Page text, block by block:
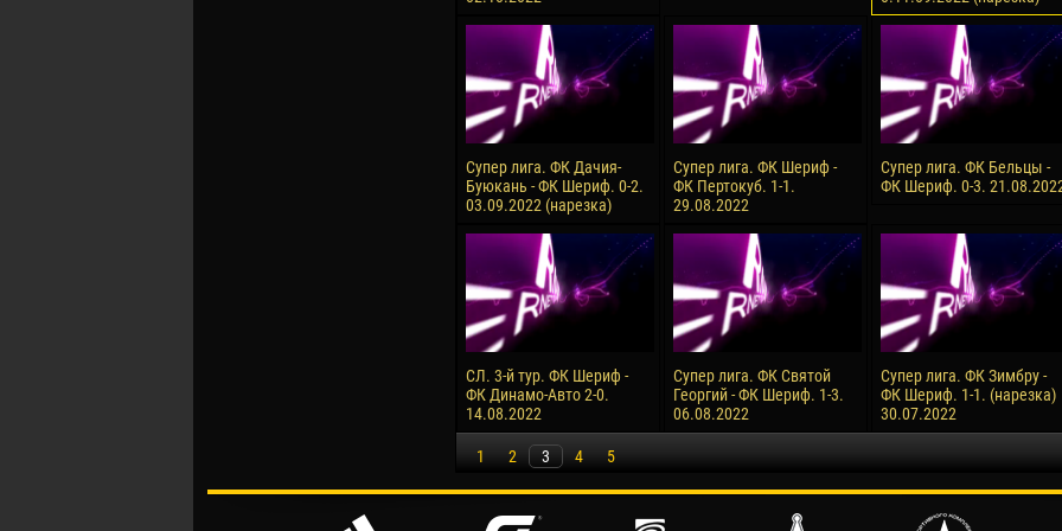
Супер лига. ФК Дачия-
Буюкань - ФК Шериф. 0-2.
03.09.2022 (нарезка)
Супер лига. ФК Шериф -
ФК Пертокуб. 1-1.
29.08.2022
Супер лига. ФК Бельцы -
ФК Шериф. 0-3.
СЛ. 3-й тур. ФК Шериф -
ФК Динамо-Авто 2-0.
14.08.2022
Супер лига. ФК Святой
Георгий - ФК Шериф. 1-3.
06.08.2022
Супер лига. ФК Зимбру -
ФК Шериф. 1-1. (нарезка)
30.07.2022
1 2 3 4 5